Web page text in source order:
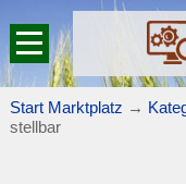
Start Marktplatz →
stellbar